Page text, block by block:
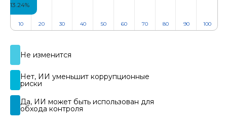
Не изменится​​
Нет, ИИ уменьшит коррупционные
риски​​
Да, ИИ может быть использован для
обхода контроля​
13.24%
10 20 30 40 50 60 70 80 90 100